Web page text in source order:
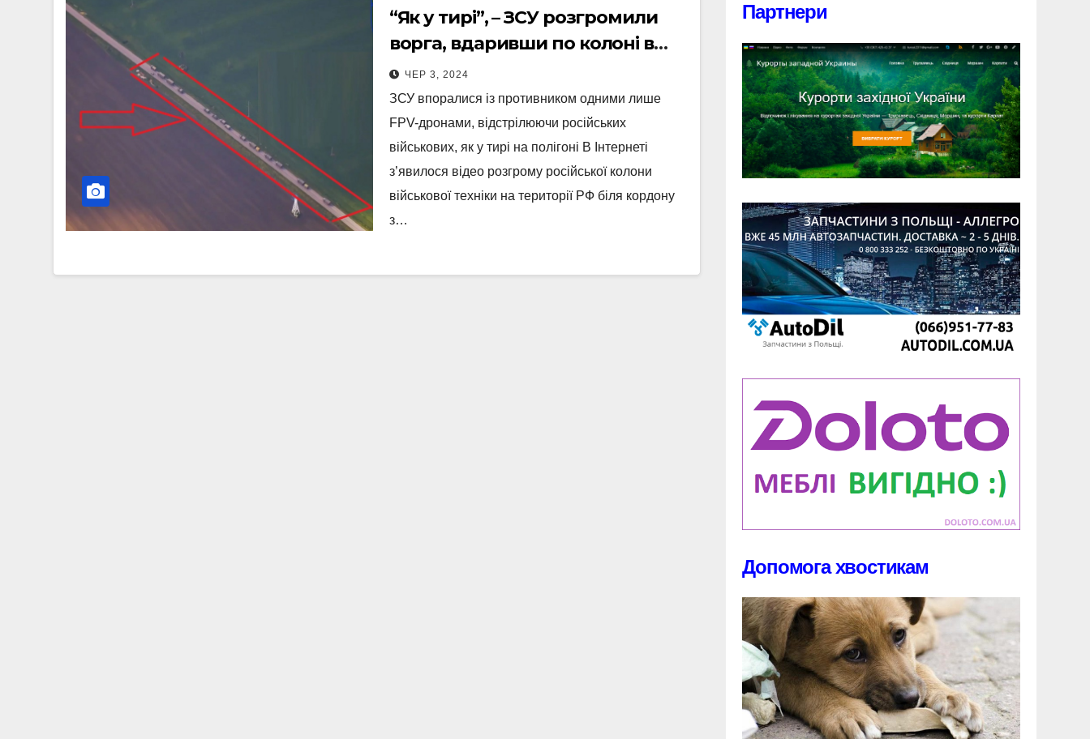
“Як у тирі”, – ЗСУ розгромили
ворга, вдаривши по колоні в
Курській області (Відео)
ЧЕР 3, 2024
ЗСУ впоралися із противником одними лише
FPV-дронами, відстрілюючи російських
військових, як у тирі на полігоні В Інтернеті
з’явилося відео розгрому російської колони
військової техніки на території РФ біля кордону
з…
Партнери
Допомога хвостикам